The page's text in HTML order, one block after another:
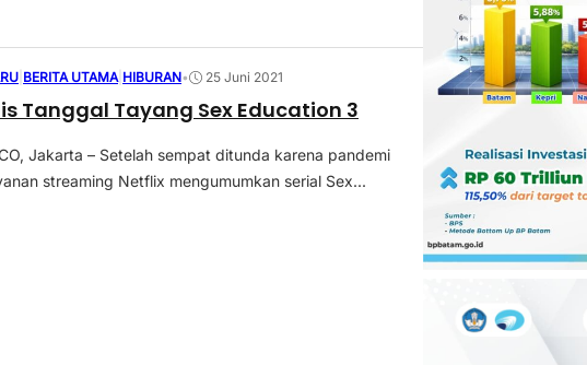
BERITA UTAMA HIBURAN• 25 Juni 2021
Tanggal Tayang Sex Education 3
Jakarta – Setelah sempat ditunda karena pandemi
streaming Netflix mengumumkan serial Sex...